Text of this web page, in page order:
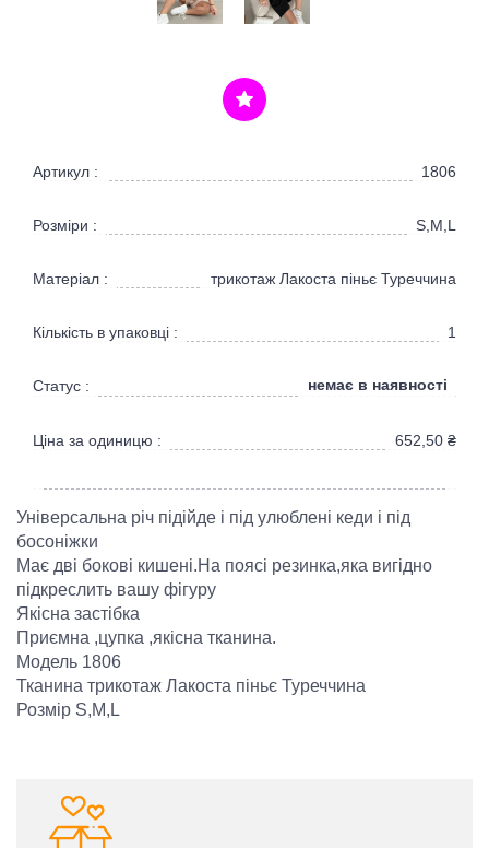
Артикул : 1806
Розміри : S,M,L
Матеріал : трикотаж Лакоста піньє Туреччина
Кількість в упаковці : 1
Статус : немає в наявності
Ціна за одиницю : 652,50 ₴
Універсальна річ підійде і під улюблені кеди і під
босоніжки
Має дві бокові кишені.На поясі резинка,яка вигідно
підкреслить вашу фігуру
Якісна застібка
Приємна ,цупка ,якісна тканина.
Модель 1806
Тканина трикотаж Лакоста піньє Туреччина
Розмір S,M,L